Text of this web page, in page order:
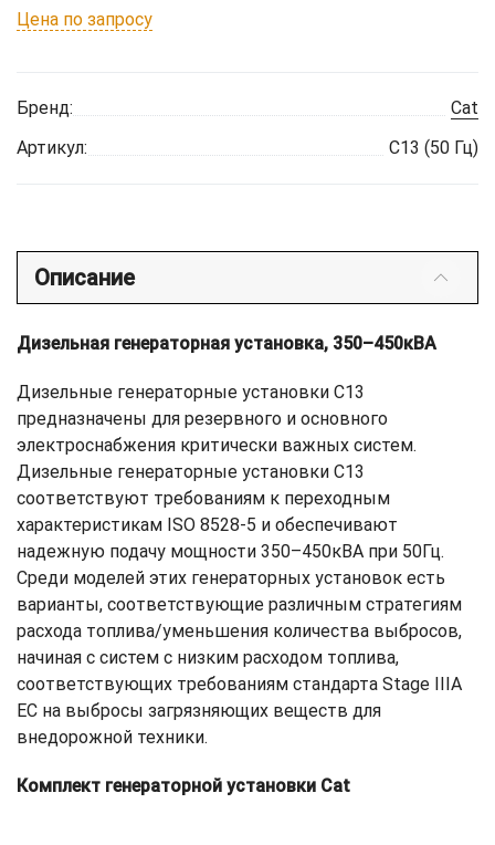
Цена по запросу
Бренд:
Cat
Артикул:
C13 (50 Гц)
Описание
Дизельная генераторная установка, 350–450кВА
Дизельные генераторные установки С13
предназначены для резервного и основного
электроснабжения критически важных систем.
Дизельные генераторные установки C13
соответствуют требованиям к переходным
характеристикам ISO 8528-5 и обеспечивают
надежную подачу мощности 350–450кВА при 50Гц.
Среди моделей этих генераторных установок есть
варианты, соответствующие различным стратегиям
расхода топлива/уменьшения количества выбросов,
начиная с систем с низким расходом топлива,
соответствующих требованиям стандарта Stage IIIA
ЕС на выбросы загрязняющих веществ для
внедорожной техники.
Комплект генераторной установки Cat